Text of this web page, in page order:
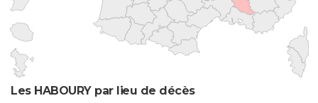
Les HABOURY par lieu de décès